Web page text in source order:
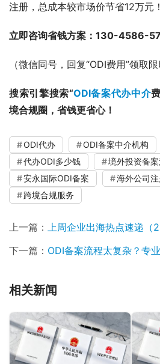
注册，总成本较市场价节省12万元
立即咨询省钱方案：130-4586-
（微信同号，回复“ODI费用”领取限
搜索引擎搜索“ODI备案代办中介
境合规圈，省钱更省心！
ODI代办 ODI备案中介机构
代办ODI多少钱
境外投资备
安永国际ODI备案
海外公司
跨境合规服务
上一篇： 上周企业出海热点速递（
下一篇： ODI备案流程太复杂？专业中介代办
相关新闻